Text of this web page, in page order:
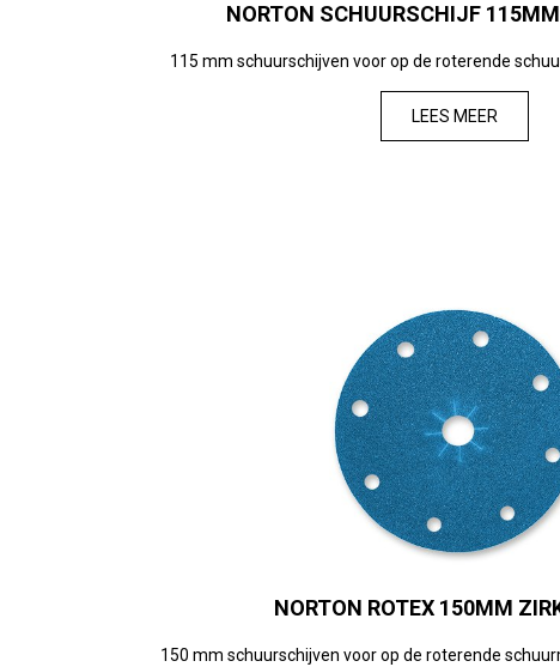
NORTON SCHUURSCHIJF
115 mm schuurschijven voor op de roterende
LEES MEER
NORTON ROTEX 150MM
150 mm schuurschijven voor op de roterende